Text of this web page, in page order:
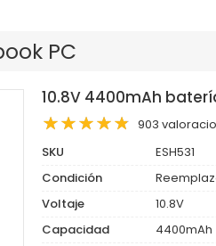
PC
10.8V 4400mAh
903
SKU
ESH531
Condición
Voltaje
10.8V
Capacidad
4400mAh